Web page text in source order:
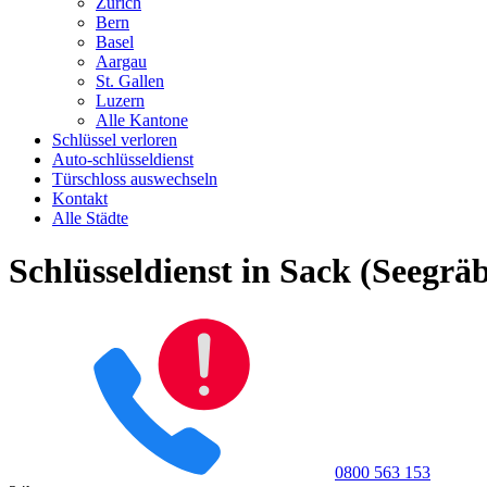
Bern
Basel
Aargau
St. Gallen
Luzern
Alle Kantone
Schlüssel verloren
Auto-schlüsseldienst
Türschloss auswechseln
Kontakt
Alle Städte
Schlüsseldienst in Sack
0800 563 153